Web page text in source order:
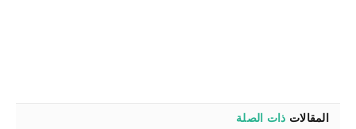
المقالات ذات الصلة